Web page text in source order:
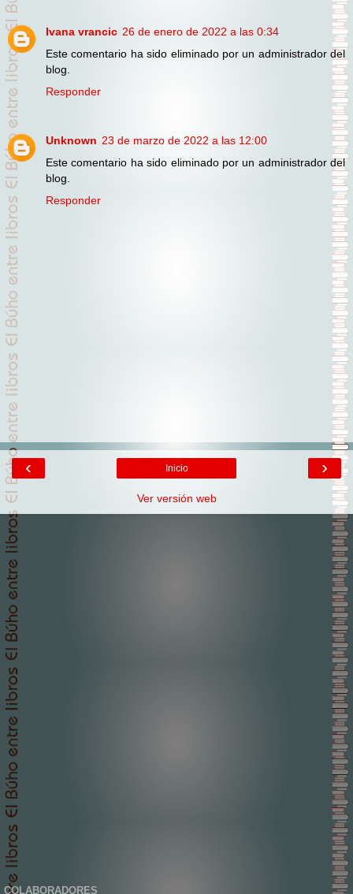
Ivana vrancic 26 de enero de 2022 a las 0:34
Este comentario ha sido eliminado por un administrador del
blog.
Responder
Unknown 23 de marzo de 2022 a las 12:00
Este comentario ha sido eliminado por un administrador del
blog.
Responder
‹ ›
Inicio
Ver versión web
COLABORADORES